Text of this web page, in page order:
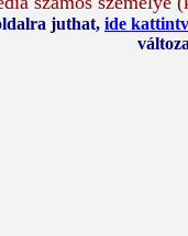
juthat, ide